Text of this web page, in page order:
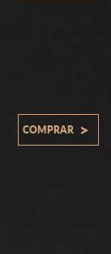
COMPRAR >